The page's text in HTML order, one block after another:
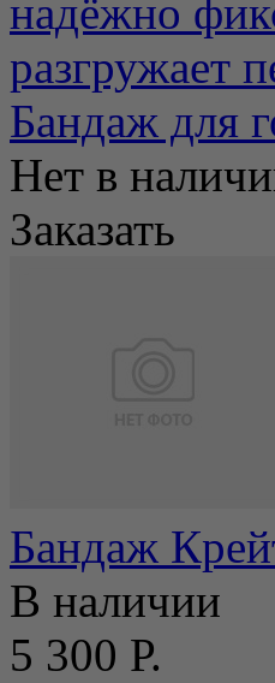
надёжно
разгружает
Бандаж для
Нет в
Заказать
Бандаж
В наличии
5 300 Р.